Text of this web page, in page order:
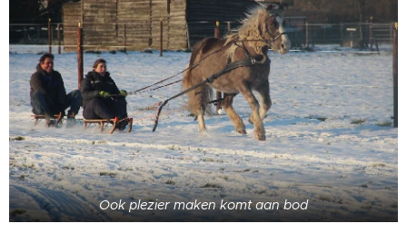
Ook plezier maken komt aan bod